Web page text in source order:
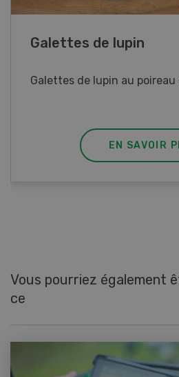
Rouleaux de printemps
Rouleaux de printemps aux
EN SAVOIR
Vous pourriez également
ce